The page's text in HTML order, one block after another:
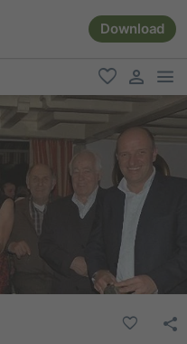
Download
favorit
user link